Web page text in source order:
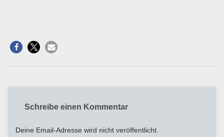
Schreibe einen Kommentar
Deine Email-Adresse wird nicht veröffentlicht.